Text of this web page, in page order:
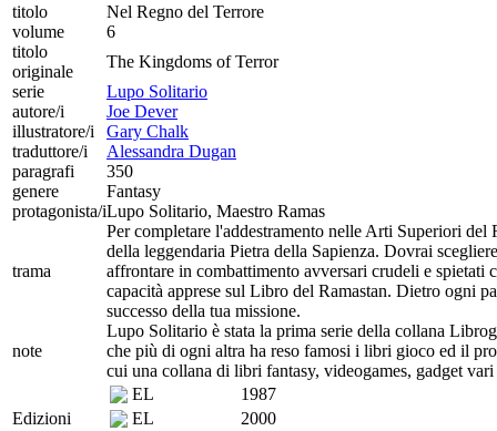
titolo
Nel Regno del Terrore
volume
6
titolo
originale
The Kingdoms of Terror
serie
Lupo Solitario
autore/i
Joe Dever
illustratore/i
Gary Chalk
traduttore/i
Alessandra Dugan
paragrafi
350
genere
Fantasy
protagonista/iLupo Solitario, Maestro Ramas
trama
Per completare l'addestramento nelle Arti Superiori
della leggendaria Pietra della Sapienza. Dovrai
affrontare in combattimento avversari crudeli e spietati
capacità apprese sul Libro del Ramastan. Dietro ogni
successo della tua missione.
note
Lupo Solitario è stata la prima serie della collana
che più di ogni altra ha reso famosi i libri gioco ed il
cui una collana di libri fantasy, videogames, gadget
Edizioni
EL
1987
EL
2000